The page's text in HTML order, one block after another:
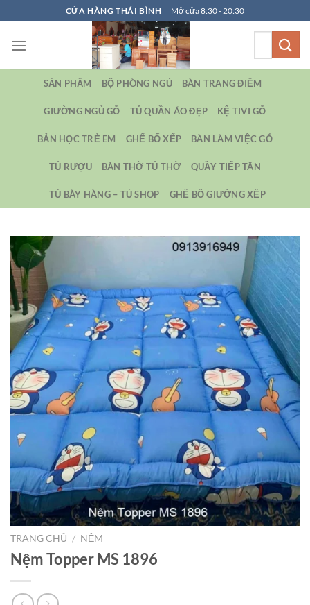
qua
nội
CỬA HÀNG THÁI BÌNH Mở cửa 8:30 - 20:30
SẢN PHẨM BỘ PHÒNG NGỦ BÀN TRANG ĐIỂM
GIƯỜNG NGỦ GỖ TỦ QUẦN ÁO ĐẸP KỆ TIVI GỖ
BẢN HỌC TRẺ EM GHẾ BỐ XẾP BÀN LÀM VIỆC GỖ
TỦ RƯỢU BÀN THỜ TỦ THỜ QUẦY TIẾP TÂN
TỦ BÀY HÀNG – TỦ SHOP GHẾ BỐ GIƯỜNG XẾP
TRANG CHỦ / NỆM
Nệm Topper MS 1896